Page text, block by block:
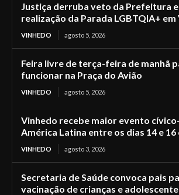
Justiça derruba veto da Prefeitura
realização da Parada LGBTQIA+ em
VINHEDO agosto 5, 2026
Feira livre de terça-feira de manhã
funcionar na Praça do Avião
VINHEDO agosto 5, 2026
Vinhedo recebe maior evento
América Latina entre os dias 14 e
VINHEDO agosto 3, 2026
Secretaria de Saúde convoca pais
vacinação de crianças e